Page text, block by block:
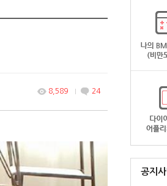
8,589 24
공지